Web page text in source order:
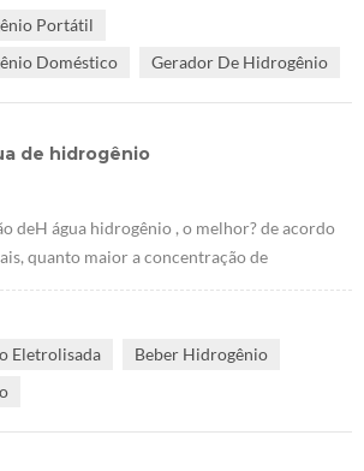
Portátil
Doméstico
Gerador De Hidrogênio
de hidrogênio
deH água hidrogênio , o melhor? de acordo
quanto maior a concentração de
são os efeitos na melhora da doença.é
beber hidrogênio deve ser um método de
então alta concentração de água hidrogênio, é
Eletrolisada
Beber Hidrogênio